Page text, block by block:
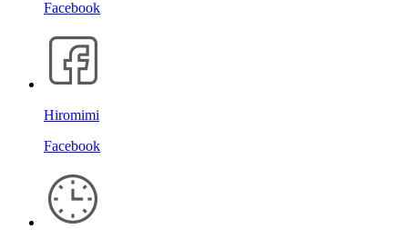
Facebook
Hiromimi
Facebook